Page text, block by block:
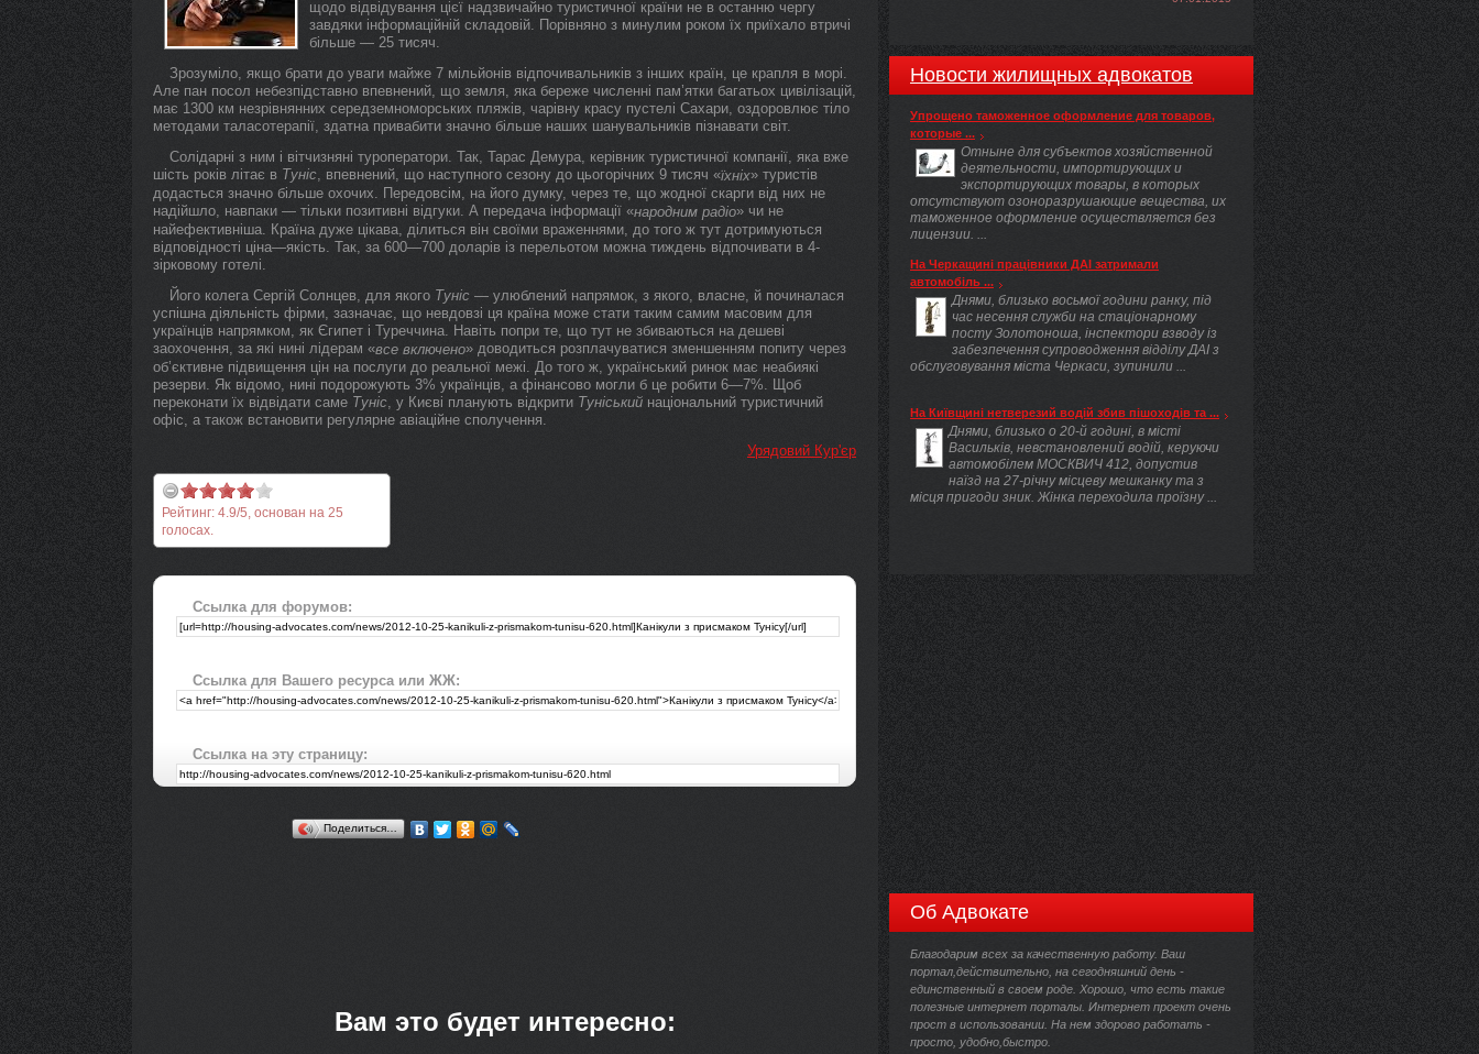
щодо відвідування цієї надзвичайно туристичної країни не в останню чергу
завдяки інформаційній складовій. Порівняно з минулим роком їх приїхало втричі
більше — 25 тисяч.
Зрозуміло, якщо брати до уваги майже 7 мільйонів відпочивальників з інших країн, це крапля в морі.
Але пан посол небезпідставно впевнений, що земля, яка береже численні пам’ятки багатьох цивілізацій,
має 1300 км незрівнянних середземноморських пляжів, чарівну красу пустелі Сахари, оздоровлює тіло
методами таласотерапії, здатна привабити значно більше наших шанувальників пізнавати світ.
Солідарні з ним і вітчизняні туроператори. Так, Тарас Демура, керівник туристичної компанії, яка вже
шість років літає в Туніс, впевнений, що наступного сезону до цьогорічних 9 тисяч «їхніх» туристів
додасться значно більше охочих. Передовсім, на його думку, через те, що жодної скарги від них не
надійшло, навпаки — тільки позитивні відгуки. А передача інформації «народним радіо» чи не
найефективніша. Країна дуже цікава, ділиться він своїми враженнями, до того ж тут дотримуються
відповідності ціна—якість. Так, за 600—700 доларів із перельотом можна тиждень відпочивати в 4-
зірковому готелі.
Його колега Сергій Солнцев, для якого Туніс — улюблений напрямок, з якого, власне, й починалася
успішна діяльність фірми, зазначає, що невдовзі ця країна може стати таким самим масовим для
українців напрямком, як Єгипет і Туреччина. Навіть попри те, що тут не збиваються на дешеві
заохочення, за які нині лідерам «все включено» доводиться розплачуватися зменшенням попиту через
об’єктивне підвищення цін на послуги до реальної межі. До того ж, український ринок має неабиякі
резерви. Як відомо, нині подорожують 3% українців, а фінансово могли б це робити 6—7%. Щоб
переконати їх відвідати саме Туніс, у Києві планують відкрити Туніський національний туристичний
офіс, а також встановити регулярне авіаційне сполучення.
Урядовий Кур'єр
Рейтинг: 4.9/5, основан на 25
голосах.
Ссылка для форумов:
Ссылка для Вашего ресурса или ЖЖ:
Ссылка на эту страницу:
Поделиться…
Вам это будет интересно:
Новости жилищных адвокатов
Упрощено таможенное оформление для товаров,
которые ...
Отныне для субъектов хозяйственной
деятельности, импортирующих и
экспортирующих товары, в которых
отсутствуют озоноразрушающие вещества, их
таможенное оформление осуществляется без
лицензии. ...
На Черкащині працівники ДАІ затримали
автомобіль ...
Днями, близько восьмої години ранку, під
час несення служби на стаціонарному
посту Золотоноша, інспектори взводу із
забезпечення супроводження відділу ДАІ з
обслуговування міста Черкаси, зупинили ...
На Київщині нетверезий водій збив пішоходів та ...
Днями, близько о 20-й годині, в місті
Васильків, невстановлений водій, керуючи
автомобілем МОСКВИЧ 412, допустив
наїзд на 27-річну місцеву мешканку та з
місця пригоди зник. Жінка переходила проїзну ...
Об Адвокате
Благодарим всех за качественную работу. Ваш
портал,действительно, на сегодняшний день -
единственный в своем роде. Хорошо, что есть такие
полезные интернет порталы. Интернет проект очень
прост в использовании. На нем здорово работать -
просто, удобно,быстро.